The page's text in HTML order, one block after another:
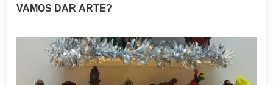
VAMOS DAR ARTE?